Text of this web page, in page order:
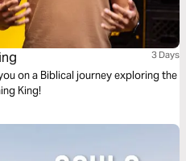
3 Days
on a Biblical journey exploring the
King!